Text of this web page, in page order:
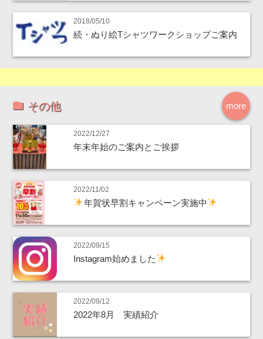
2018/05/10
続・ぬり絵Tシャツワークショップご案内
more
その他
2022/12/27
年末年始のご案内とご挨拶
2022/11/02
年賀状早割キャンペーン実施中
2022/09/15
Instagram始めました
2022/09/12
2022年8月 実績紹介